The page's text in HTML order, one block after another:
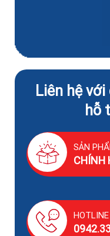
Liên hệ
hỗ
SẢN
CHÍNH
HOTLINE